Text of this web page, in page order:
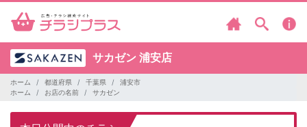
サカゼン 浦安店
ホーム 都道府県 千葉県
浦安市
ホーム
お店の名前 サカゼン